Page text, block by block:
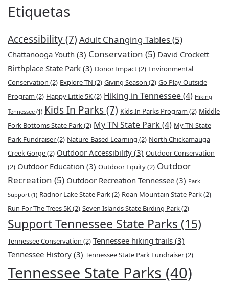
Etiquetas
Accessibility(7) Adult Changing Tables(5)
Chattanooga Youth (3) Conservation (5) David Crockett
Birthplace State Park (3) Donor Impact(2) Environmental
Conservation (2) Explore TN (2) Giving Season (2) Go Play Outside
Program (2) Happy Little 5K(2) Hiking in Tennessee(4) Hiking
Tennessee (1) Kids In Parks(7) Kids In Parks Program (2) Middle
Fork Bottoms State Park(2) My TN State Park(4) My TN State
Park Fundraiser(2) Nature-Based Learning (2) North Chickamauga
Creek Gorge(2) Outdoor Accessibility (3) Outdoor Conservation
(2) Outdoor Education (3) Outdoor Equity(2) Outdoor
Recreation (5) Outdoor Recreation Tennessee (3) Park
Support (1) Radnor Lake State Park(2) Roan Mountain State Park(2)
Run For The Trees 5K(2) Seven Islands State Birding Park(2)
Support Tennessee State Parks (15)
Tennessee Conservation (2) Tennessee hiking trails (3)
Tennessee History (3) Tennessee State Park Fundraiser(2)
Tennessee State Parks (40)